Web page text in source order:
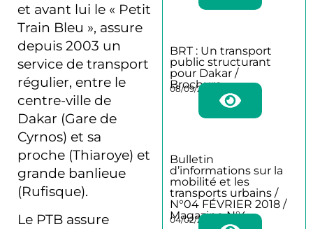
et avant lui le « Petit
Train Bleu », assure
depuis 2003 un
service de transport
régulier, entre le
centre-ville de
Dakar (Gare de
Cyrnos) et sa
proche (Thiaroye) et
grande banlieue
(Rufisque).
Le PTB assure
BRT : Un transport
public structurant
pour Dakar /
Brochure
08/09/2025
Bulletin
d’informations sur la
mobilité et les
transports urbains /
N°04 FÉVRIER 2018 /
Magazine N°4
04/02/2018